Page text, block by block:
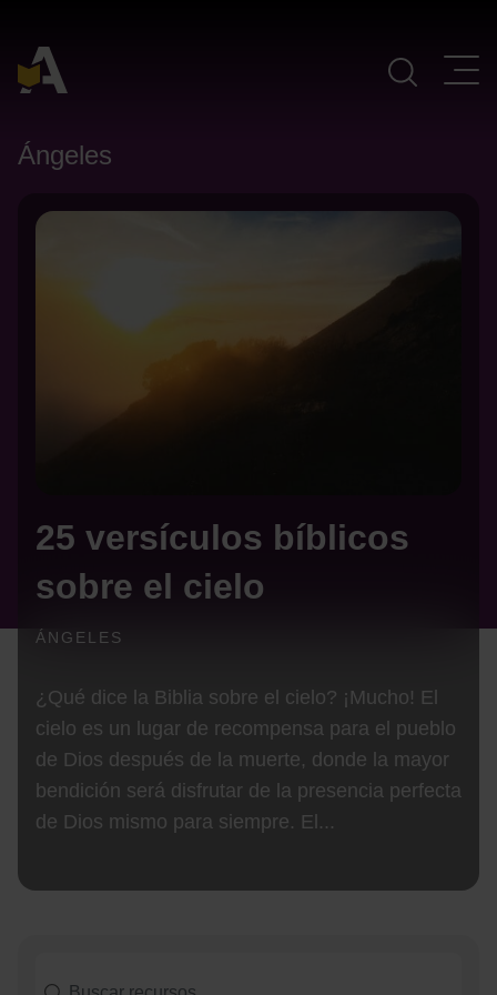
Navegación Principal
Ángeles
25 versículos bíblicos
sobre el cielo
ÁNGELES
¿Qué dice la Biblia sobre el cielo? ¡Mucho! El
cielo es un lugar de recompensa para el pueblo
de Dios después de la muerte, donde la mayor
bendición será disfrutar de la presencia perfecta
de Dios mismo para siempre. El...